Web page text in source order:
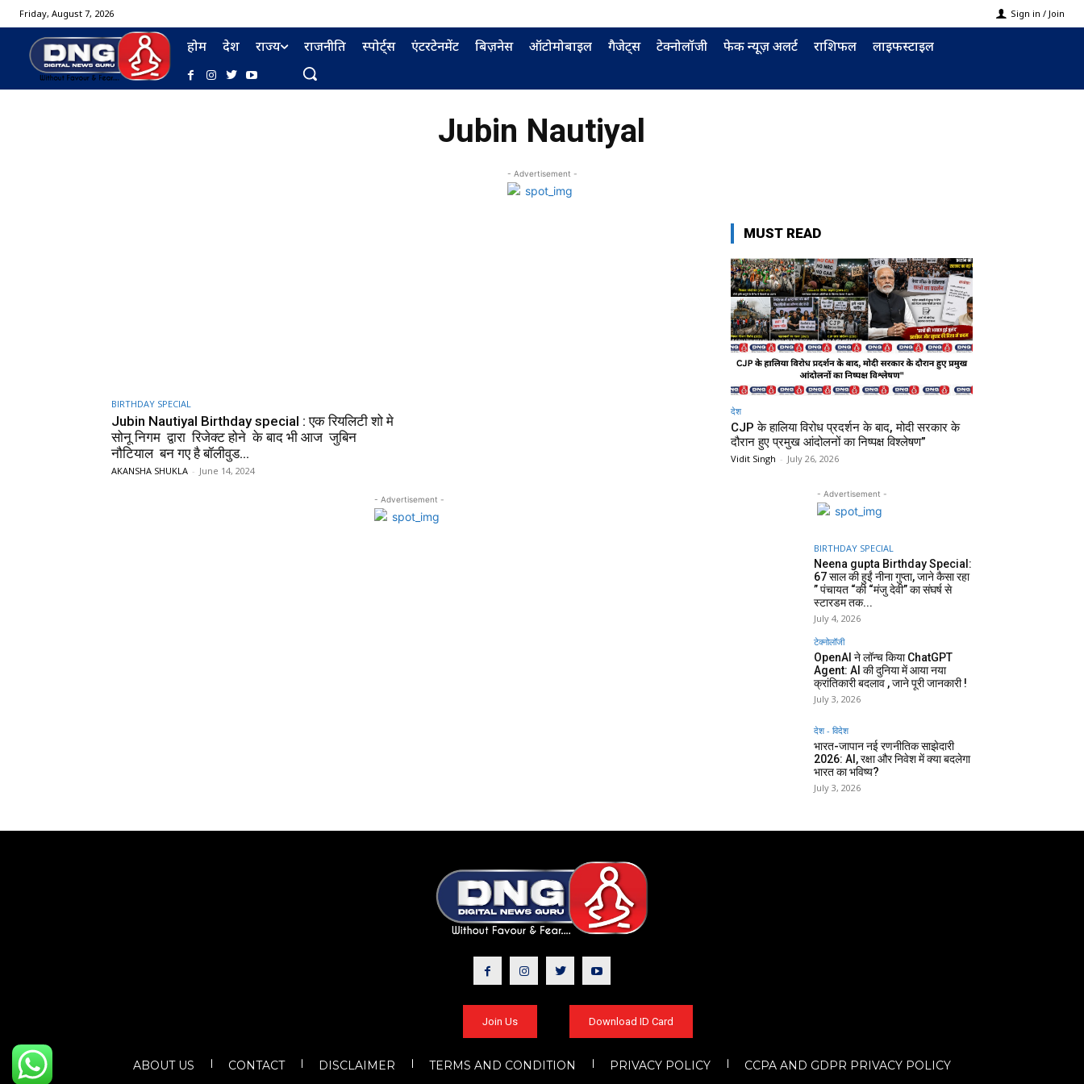
Friday, August 7, 2026 Sign in / Join
होम देश राज्य राजनीति स्पोर्ट्स एंटरटेनमेंट बिज़नेस ऑटोमोबाइल गैजेट्स टेक्नोलॉजी फेक न्यूज़ अलर्ट राशिफल लाइफस्टाइल
Jubin Nautiyal
- Advertisement -
BIRTHDAY SPECIAL
Jubin Nautiyal Birthday special : एक रियलिटी शो मे
सोनू निगम द्वारा रिजेक्ट होने के बाद भी आज जुबिन
नौटियाल बन गए है बॉलीवुड...
AKANSHA SHUKLA - June 14, 2024
- Advertisement -
MUST READ
देश
CJP के हालिया विरोध प्रदर्शन के बाद, मोदी सरकार के
दौरान हुए प्रमुख आंदोलनों का निष्पक्ष विश्लेषण”
Vidit Singh - July 26, 2026
- Advertisement -
BIRTHDAY SPECIAL
Neena gupta Birthday Special:
67 साल की हुईं नीना गुप्ता, जाने कैसा रहा
” पंचायत “की “मंजु देवी” का संघर्ष से
स्टारडम तक...
July 4, 2026
टेक्नोलॉजी
OpenAI ने लॉन्च किया ChatGPT
Agent: AI की दुनिया में आया नया
क्रांतिकारी बदलाव , जाने पूरी जानकारी !
July 3, 2026
देश - विदेश
भारत-जापान नई रणनीतिक साझेदारी
2026: AI, रक्षा और निवेश में क्या बदलेगा
भारत का भविष्य?
July 3, 2026
Join Us Download ID Card
ABOUT US CONTACT DISCLAIMER TERMS AND CONDITION PRIVACY POLICY CCPA AND GDPR PRIVACY POLICY